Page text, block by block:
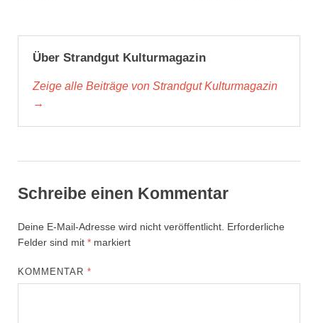
Über Strandgut Kulturmagazin
Zeige alle Beiträge von Strandgut Kulturmagazin
→
Schreibe einen Kommentar
Deine E-Mail-Adresse wird nicht veröffentlicht. Erforderliche
Felder sind mit * markiert
KOMMENTAR*